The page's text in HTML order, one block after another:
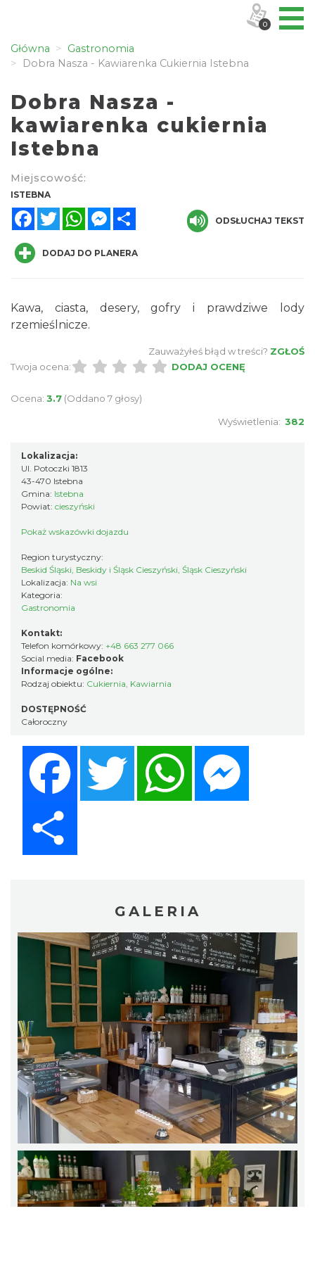
Główna
Gastronomia
Dobra Nasza - Kawiarenka Cukiernia Istebna
Dobra Nasza -
kawiarenka cukiernia
Istebna
Miejscowość:
ISTEBNA
FacebookTwitterWhatsAppMessenger
ODSŁUCHAJ TEKST
DODAJ DO PLANERA
Kawa, ciasta, desery, gofry i prawdziwe lody
rzemieślnicze.
Zauważyłeś błąd w treści? ZGŁOŚ
Twoja ocena:
DODAJ OCENĘ
Ocena: 3.7 (Oddano 7 głosy)
Wyświetlenia: 382
Lokalizacja:
Ul. Potoczki 1813
43-470 Istebna
Gmina: Istebna
Powiat: cieszyński
Pokaż wskazówki dojazdu
Region turystyczny:
Beskid Śląski, Beskidy i Śląsk Cieszyński, Śląsk Cieszyński
Lokalizacja: Na wsi
Kategoria:
Gastronomia
Kontakt:
Telefon komórkowy: +48 663 277 066
Social media: Facebook
Informacje ogólne:
Rodzaj obiektu: Cukiernia, Kawiarnia
DOSTĘPNOŚĆ
Całoroczny
Twitter WhatsApp
GALERIA
0